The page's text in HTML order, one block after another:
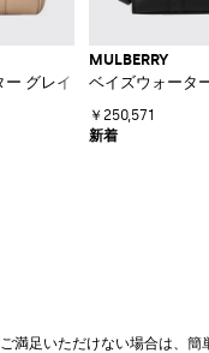
ー グレインカーフレザー
MULBERRY
ベイズウォータ
￥250,571
満足いただけない場合は、簡